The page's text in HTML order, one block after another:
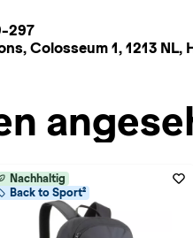
297
Colosseum 1, 1213
Nachhaltig
Back to Sport²